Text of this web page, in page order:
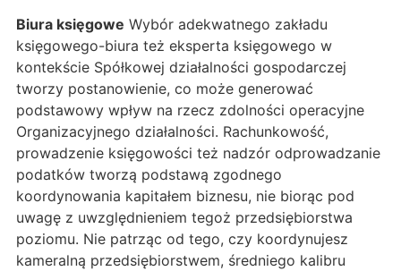
Biura księgowe Wybór adekwatnego zakładu
księgowego-biura też eksperta księgowego w
kontekście Spółkowej działalności gospodarczej
tworzy postanowienie, co może generować
podstawowy wpływ na rzecz zdolności operacyjne
Organizacyjnego działalności. Rachunkowość,
prowadzenie księgowości też nadzór odprowadzanie
podatków tworzą podstawą zgodnego
koordynowania kapitałem biznesu, nie biorąc pod
uwagę z uwzględnieniem tegoż przedsiębiorstwa
poziomu. Nie patrząc od tego, czy koordynujesz
kameralną przedsiębiorstwem, średniego kalibru